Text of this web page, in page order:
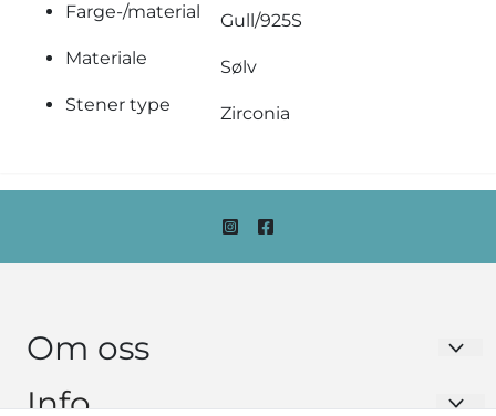
Farge-/material
Gull/925S
Materiale
Sølv
Stener type
Zirconia
Om oss
Urmaker Monsen as
Info